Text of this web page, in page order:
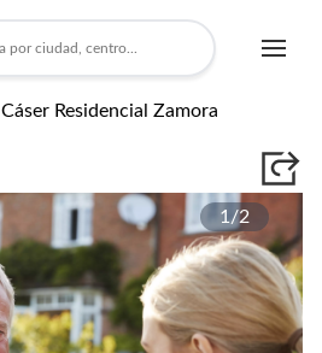
Cáser Residencial Zamora
1/2